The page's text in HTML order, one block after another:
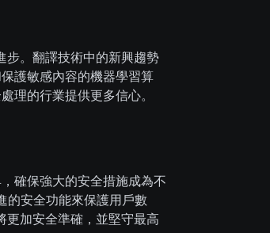
步。翻譯技術中的新興趨勢
護敏感內容的機器學習算
理的行業提供更多信心。
確保強大的安全措施成為不
的安全功能來保護用戶數
更加安全準確，並堅守最高